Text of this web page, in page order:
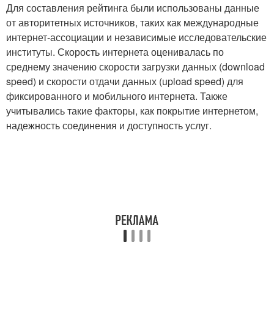
Для составления рейтинга были использованы данные
от авторитетных источников, таких как международные
интернет-ассоциации и независимые исследовательские
институты. Скорость интернета оценивалась по
среднему значению скорости загрузки данных (download
speed) и скорости отдачи данных (upload speed) для
фиксированного и мобильного интернета. Также
учитывались такие факторы, как покрытие интернетом,
надежность соединения и доступность услуг.